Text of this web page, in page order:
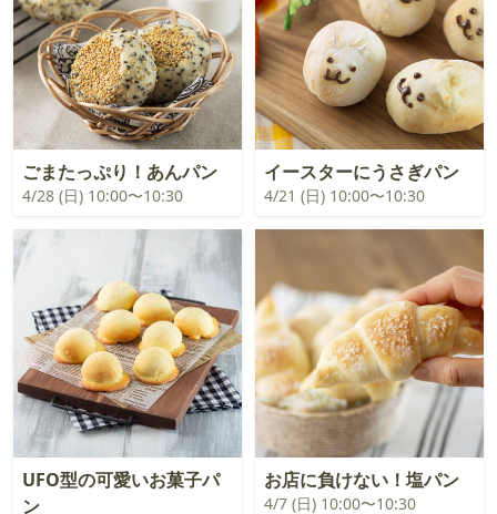
ごまたっぷり！あんパン
4/28 (日) 10:00〜10:30
イースターにうさぎパン
4/21 (日) 10:00〜10:30
UFO型の可愛いお菓子パ
ン
お店に負けない！塩パン
4/7 (日) 10:00〜10:30